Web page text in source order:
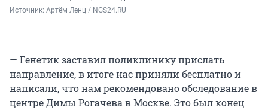
Источник: Артём Ленц / NGS24.RU
— Генетик заставил поликлинику прислать
направление, в итоге нас приняли бесплатно и
написали, что нам рекомендовано обследование в
центре Димы Рогачева в Москве. Это был конец